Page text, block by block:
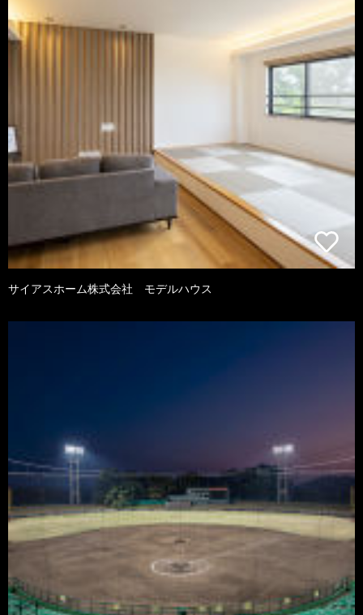
サイアスホーム株式会社 モデルハウス